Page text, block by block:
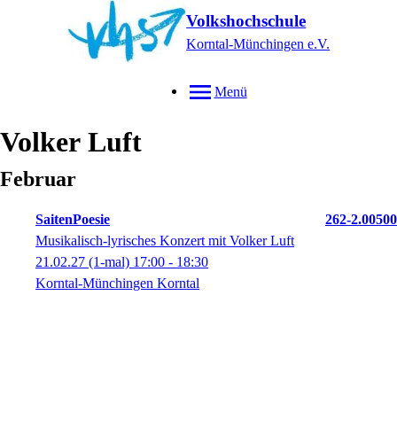
Volkshochschule
Korntal-Münchingen e.V.
Menü
Volker Luft
Februar
SaitenPoesie
262-2.00500
Musikalisch-lyrisches Konzert mit Volker Luft
21.02.27 (1-mal) 17:00 - 18:30
Korntal-Münchingen Korntal